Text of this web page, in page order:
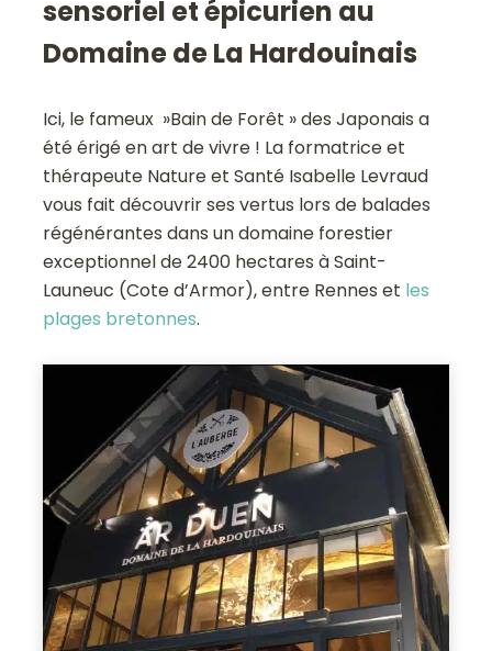
sensoriel et épicurien au
Domaine de La Hardouinais
Ici, le fameux »Bain de Forêt » des Japonais a
été érigé en art de vivre ! La formatrice et
thérapeute Nature et Santé Isabelle Levraud
vous fait découvrir ses vertus lors de balades
régénérantes dans un domaine forestier
exceptionnel de 2400 hectares à Saint-
Launeuc (Cote d’Armor), entre Rennes et les
plages bretonnes.